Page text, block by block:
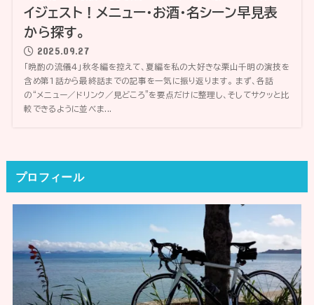
イジェスト！メニュー・お酒・名シーン早見表
から探す。
2025.09.27
「晩酌の流儀4」秋冬編を控えて、夏編を私の大好きな栗山千明の演技を
含め第1話から最終話までの記事を一気に振り返ります。 まず、各話
の“メニュー／ドリンク／見どころ”を要点だけに整理し、そしてサクッと比
較できるように並べま...
プロフィール